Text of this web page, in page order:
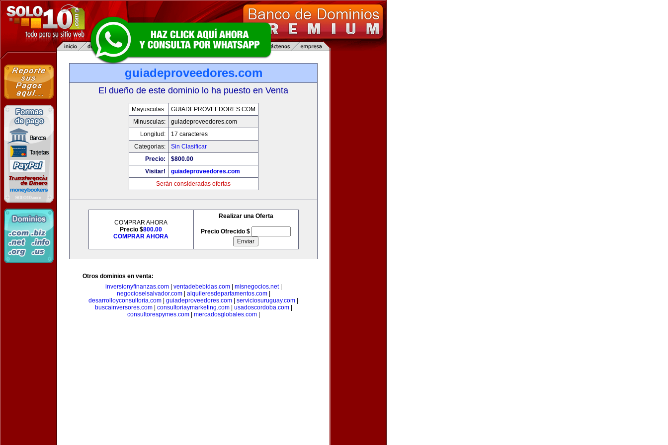
guiadeproveedores.com
El dueño de este dominio lo ha puesto en Venta
Mayusculas:
GUIADEPROVEEDORES.COM
Minusculas:
guiadeproveedores.com
Longitud:
17 caracteres
Categorias:
Sin Clasificar
Precio:
$800.00
Visitar!
guiadeproveedores.com
Serán consideradas ofertas
COMPRAR AHORA
Precio $800.00
COMPRAR AHORA
Realizar una Oferta
Precio Ofrecido $
Otros dominios en venta:
inversionyfinanzas.com| ventadebebidas.com| misnegocios.net|
negocioselsalvador.com| alquileresdepartamentos.com|
desarrolloyconsultoria.com
guiadeproveedores.com serviciosuruguay.com
buscainversores.com| consultoriaymarketing.com| usadoscordoba.com|
consultorespymes.com| mercadosglobales.com|